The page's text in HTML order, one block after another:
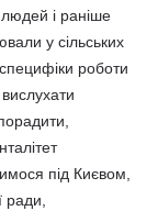
і раніше
у сільських
роботи
під Києвом,
ради,